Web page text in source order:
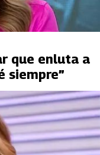
que enluta a
siempre”